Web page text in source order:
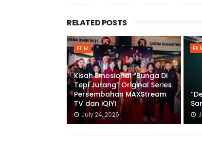
RELATED POSTS
FILM
Kisah Emosional “Bunga Di
Tepi Jurang” Original Series
Persembahan MAXStream
TV dan iQIYI
July 24, 2026